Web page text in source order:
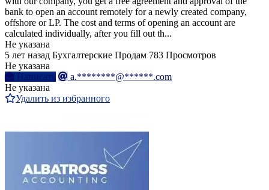
bank to open an account remotely for a newly created company,
offshore or LP. The cost and terms of opening an account are
calculated individually, after you fill out th...
Не указана
5 лет назад Бухгалтерские Продам 783 Просмотров
Не указана
Написать
a.********@******.com
Не указана
Удалить из избранного